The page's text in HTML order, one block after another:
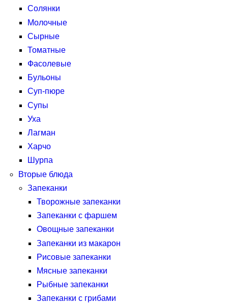
Солянки
Молочные
Сырные
Томатные
Фасолевые
Бульоны
Суп-пюре
Супы
Уха
Лагман
Харчо
Шурпа
Вторые блюда
Запеканки
Творожные запеканки
Запеканки с фаршем
Овощные запеканки
Запеканки из макарон
Рисовые запеканки
Мясные запеканки
Рыбные запеканки
Запеканки с грибами